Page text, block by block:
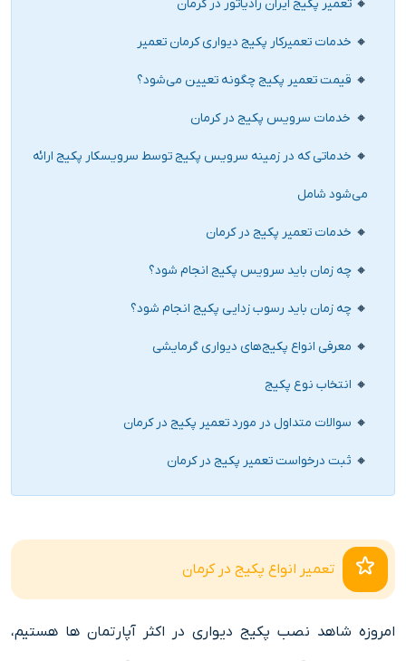
تعمیر پکیج ایران رادیاتور در کرمان
خدمات تعمیرکار پکیج دیواری کرمان تعمیر
قیمت تعمیر پکیج چگونه تعیین می‌شود؟
خدمات سرویس پکیج در کرمان
خدماتی که در زمینه سرویس پکیج توسط سرویسکار پکیج ارائه
می‌شود شامل
خدمات تعمیر پکیج در کرمان
چه زمان باید سرویس پکیج انجام شود؟
چه زمان باید رسوب زدایی پکیج انجام شود؟
معرفی انواع پکیج‌های دیواری گرمایشی
انتخاب نوع پکیج
سوالات متداول در مورد تعمیر پکیج در کرمان
ثبت درخواست تعمیر پکیج در کرمان
تعمیر انواع پکیج در کرمان
امروزه شاهد نصب پکیج دیواری در اکثر آپارتمان ها هستیم،